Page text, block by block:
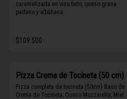
caramelizada en vino tinto, queso grana
padano y albahaca.
$109.500
Pizza Crema de Tocineta (50 cm)
Pizza completa de tocineta (50cm) Base de
Crema de Tocineta, Queso Mozzarella, Miel